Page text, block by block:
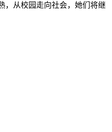
，从校园走向社会，她们将继